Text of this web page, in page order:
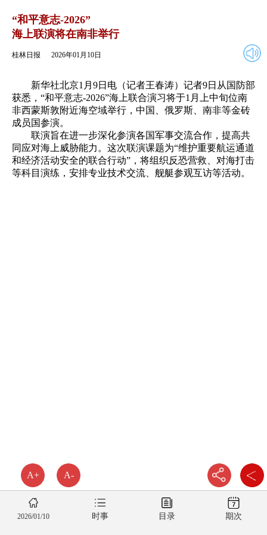
A+ A-
“和平意志-2026”
海上联演将在南非举行
桂林日报 2026年01月10日
新华社北京1月9日电（记者王春涛）记者9日从国防部
获悉，“和平意志-2026”海上联合演习将于1月上中旬位南
非西蒙斯敦附近海空域举行，中国、俄罗斯、南非等金砖
成员国参演。
联演旨在进一步深化参演各国军事交流合作，提高共
同应对海上威胁能力。这次联演课题为“维护重要航运通道
和经济活动安全的联合行动”，将组织反恐营救、对海打击
等科目演练，安排专业技术交流、舰艇参观互访等活动。
2026/01/10 时事 目录 期次